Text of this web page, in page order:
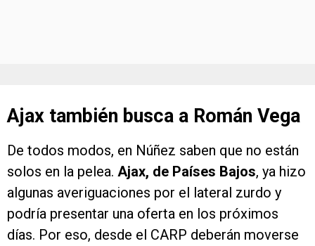
Ajax también busca a Román Vega
De todos modos, en Núñez saben que no están
solos en la pelea. Ajax, de Países Bajos, ya hizo
algunas averiguaciones por el lateral zurdo y
podría presentar una oferta en los próximos
días. Por eso, desde el CARP deberán moverse